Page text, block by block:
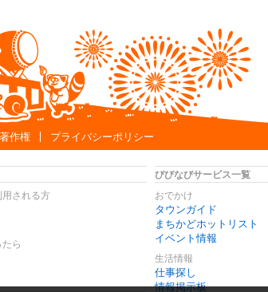
作権 プライバシーポリシー
される方
ら
びびなびサービス一覧
おでかけ
タウンガイド
まちかどホットリスト
イベント情報
生活情報
仕事探し
情報掲示板